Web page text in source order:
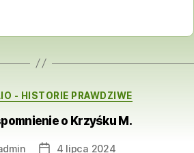
Categories
- HISTORIE PRAWDZIWE
o Krzyśku M.
Post4 lipca 2024